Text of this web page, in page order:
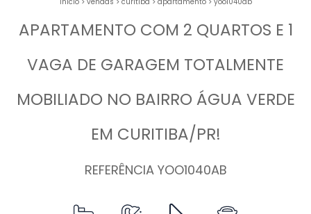
APARTAMENTO COM 2 QUARTOS E 1
VAGA DE GARAGEM TOTALMENTE
MOBILIADO NO BAIRRO ÁGUA VERDE
EM CURITIBA/PR!
REFERÊNCIA YOO1040AB